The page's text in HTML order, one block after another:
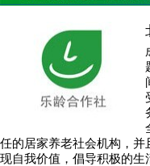
任的居家养老社会机构，
现自我价值，倡导积极的生